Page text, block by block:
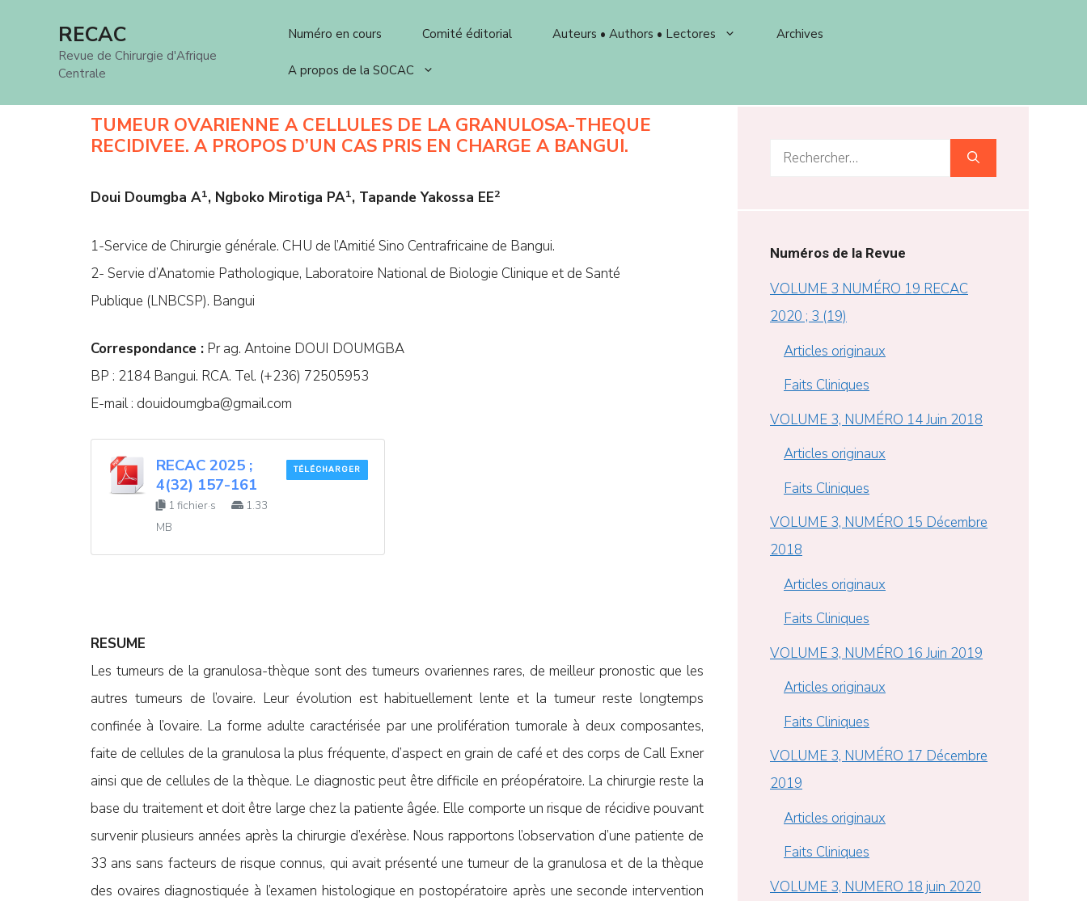
RECAC
Revue de Chirurgie d'Afrique
Centrale
Numéro en cours Comité éditorial Auteurs • Authors • Lectores Archives
A propos de la SOCAC
TUMEUR OVARIENNE A CELLULES DE LA GRANULOSA-THEQUE
RECIDIVEE. A PROPOS D’UN CAS PRIS EN CHARGE A BANGUI.
Doui Doumgba A1, Ngboko Mirotiga PA1, Tapande Yakossa EE2
1-Service de Chirurgie générale. CHU de l’Amitié Sino Centrafricaine de Bangui.
2- Servie d’Anatomie Pathologique, Laboratoire National de Biologie Clinique et de Santé
Publique (LNBCSP). Bangui
Correspondance : Pr ag. Antoine DOUI DOUMGBA
BP : 2184 Bangui. RCA. Tel. (+236) 72505953
E-mail : douidoumgba@gmail.com
RECAC 2025 ;
4(32) 157-161
1 fichier·s
1.33
MB
TÉLÉCHARGER
RESUME
Les tumeurs de la granulosa-thèque sont des tumeurs ovariennes rares, de meilleur pronostic que les
autres tumeurs de l’ovaire. Leur évolution est habituellement lente et la tumeur reste longtemps
confinée à l’ovaire. La forme adulte caractérisée par une prolifération tumorale à deux composantes,
faite de cellules de la granulosa la plus fréquente, d’aspect en grain de café et des corps de Call Exner
ainsi que de cellules de la thèque. Le diagnostic peut être difficile en préopératoire. La chirurgie reste la
base du traitement et doit être large chez la patiente âgée. Elle comporte un risque de récidive pouvant
survenir plusieurs années après la chirurgie d’exérèse. Nous rapportons l’observation d’une patiente de
33 ans sans facteurs de risque connus, qui avait présenté une tumeur de la granulosa et de la thèque
des ovaires diagnostiquée à l’examen histologique en postopératoire après une seconde intervention
Rechercher :
Numéros de la Revue
VOLUME 3 NUMÉRO 19 RECAC
2020 ; 3 (19)
Articles originaux
Faits Cliniques
VOLUME 3, NUMÉRO 14 Juin 2018
Articles originaux
Faits Cliniques
VOLUME 3, NUMÉRO 15 Décembre
2018
Articles originaux
Faits Cliniques
VOLUME 3, NUMÉRO 16 Juin 2019
Articles originaux
Faits Cliniques
VOLUME 3, NUMÉRO 17 Décembre
2019
Articles originaux
Faits Cliniques
VOLUME 3, NUMERO 18 juin 2020